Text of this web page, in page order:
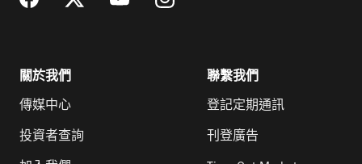
關於我們
傳媒中心
投資者查詢
聯繫我們
登記定期通訊
刊登廣告